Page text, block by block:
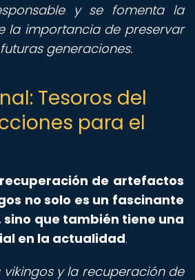
y se fomenta la
la importancia de preservar
generaciones.
Tesoros del
para el
de artefactos
no solo es un fascinante
que también tiene una
en la actualidad.
vikingos y la recuperación de